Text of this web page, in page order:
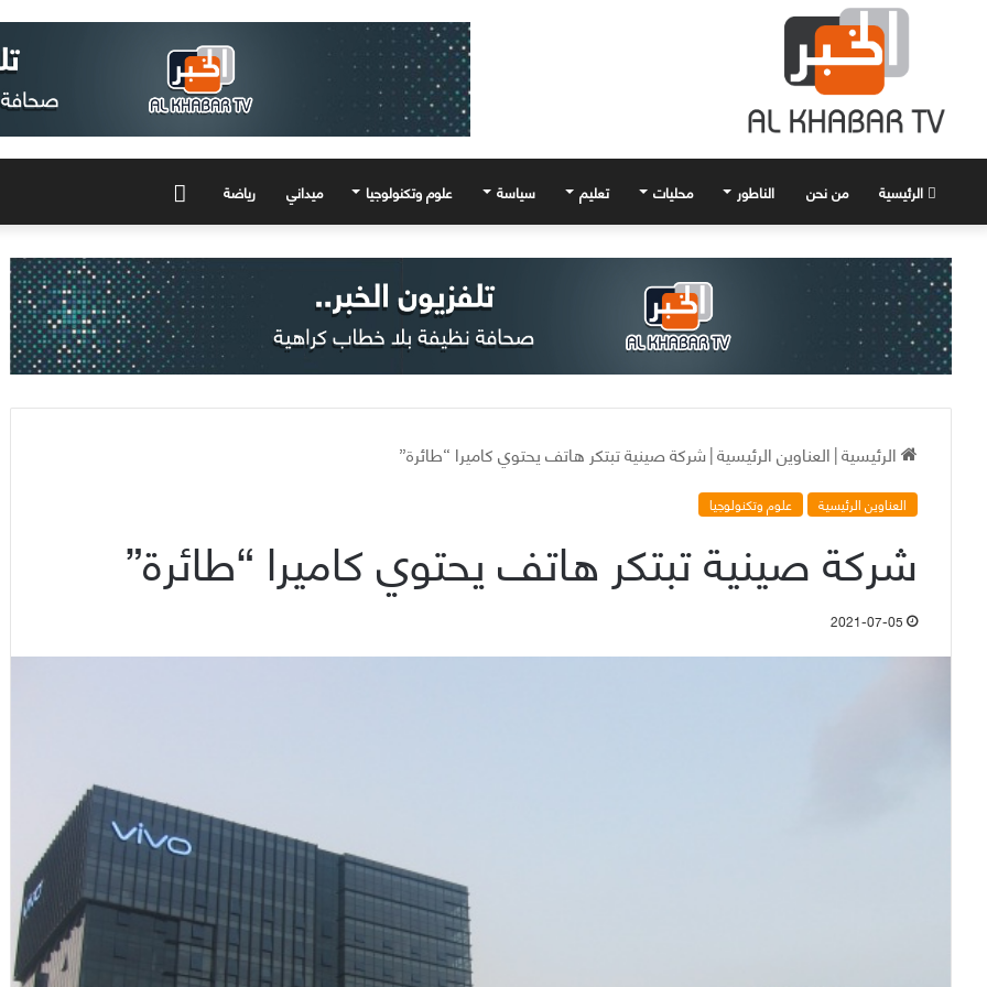
الرئيسية من نحن الناطور محليات تعليم سياسة علوم وتكنولوجيا ميداني رياضة
الرئيسية|العناوين الرئيسية|شركة صينية تبتكر هاتف يحتوي كاميرا “طائرة”
العناوين الرئيسية علوم وتكنولوجيا
شركة صينية تبتكر هاتف يحتوي كاميرا “طائرة”
2021-07-05